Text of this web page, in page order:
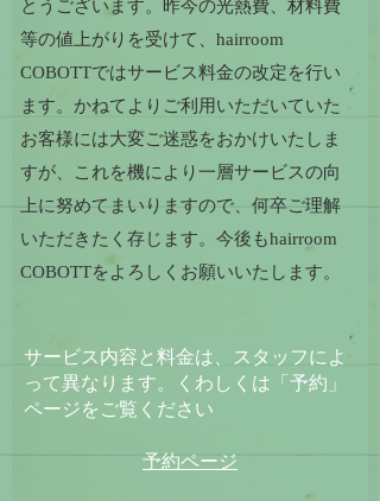
とうございます。
昨今の光熱費、材料費
等の値上がりを受けて、hairroom
COBOTTではサービス料金の改定を行い
ます。かねてよりご利用いただいていた
お客様には大変ご迷惑をおかけいたしま
すが、これを機により一層サービスの向
上に努めてまいりますので、何卒ご理解
いただきたく存じます。今後もhairroom
COBOTTをよろしくお願いいたします。
サービス内容と料金は、スタッフによ
って異なります。くわしくは「予約」
ページをご覧ください​
​予約ページ